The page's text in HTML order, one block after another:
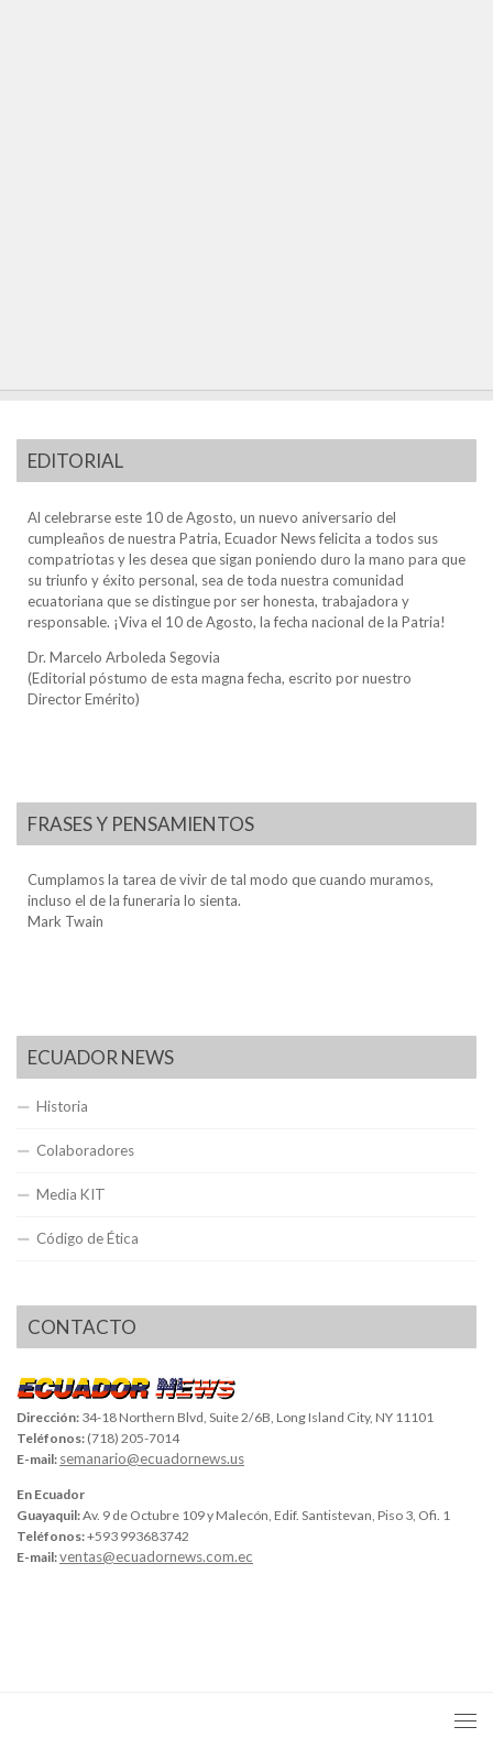
EDITORIAL
Al celebrarse este 10 de Agosto, un nuevo aniversario del
cumpleaños de nuestra Patria, Ecuador News felicita a todos sus
compatriotas y les desea que sigan poniendo duro la mano para que
su triunfo y éxito personal, sea de toda nuestra comunidad
ecuatoriana que se distingue por ser honesta, trabajadora y
responsable. ¡Viva el 10 de Agosto, la fecha nacional de la Patria!
Dr. Marcelo Arboleda Segovia
(Editorial póstumo de esta magna fecha, escrito por nuestro
Director Emérito)
FRASES Y PENSAMIENTOS
Cumplamos la tarea de vivir de tal modo que cuando muramos,
incluso el de la funeraria lo sienta.
Mark Twain
ECUADOR NEWS
Historia
Colaboradores
Media KIT
Código de Ética
CONTACTO
Dirección: 34-18 Northern Blvd, Suite 2/6B, Long Island City, NY 11101
Teléfonos: (718) 205-7014
E-mail: semanario@ecuadornews.us
En Ecuador
Guayaquil:Av. 9 de Octubre 109 y Malecón, Edif. Santistevan, Piso 3, Ofi. 1
Teléfonos:+593 993683742
E-mail:ventas@ecuadornews.com.ec